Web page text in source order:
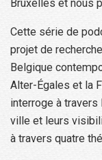
Bruxelles et nous
Cette série de
projet de
Belgique
Alter-Égales et la
interroge à
ville et leurs
à travers quatre